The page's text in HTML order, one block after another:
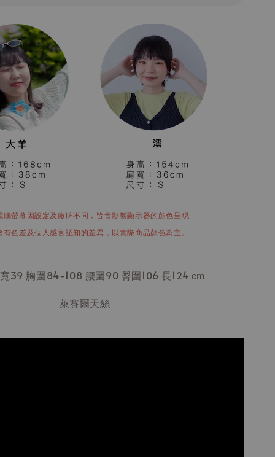
腦螢幕因設定及廠牌不同，皆會影響顯示器的顏色呈現
有色差及個人感官認知的差異，以實際商品顏色為主。
寬39 胸圍84-108 腰圍90 臀圍106 長124cm
萊賽爾天絲